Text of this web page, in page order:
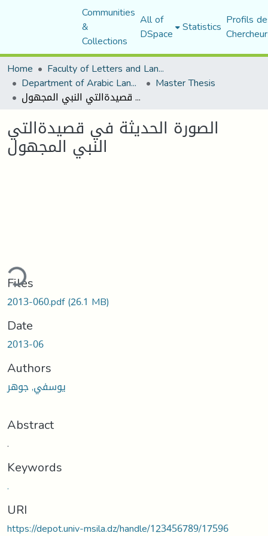
Communities
&
Collections
All of
DSpace Statistics Profils
Home
Faculty of Letters and Languages
Department of Arabic Language and Literature Master Thesis
الصورة الحديثة في قصيدةالتي النبي المجهول
الصورة الحديثة في قصيدةالتي
النبي المجهول
Files
2013-060.pdf(26.1 MB)
Date
2013-06
Authors
يوسفي, جوهر
Abstract
.
Keywords
.
URI
https://depot.univ-msila.dz/handle/123456789/17596